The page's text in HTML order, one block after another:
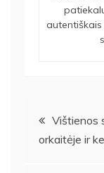
tarp
Vištienos
orkaitėje ir